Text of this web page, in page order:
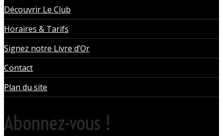
Découvrir Le Club
Horaires & Tarifs
Signez notre Livre d’Or
Contact
Plan du site
Abonnez-vous !